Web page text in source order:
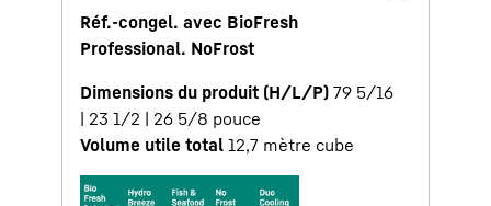
Réf.-congel. avec BioFresh
Professional. NoFrost
Dimensions du produit (H/L/P) 79 5/16
| 23 1/2 | 26 5/8 pouce
Volume utile total 12,7 mètre cube